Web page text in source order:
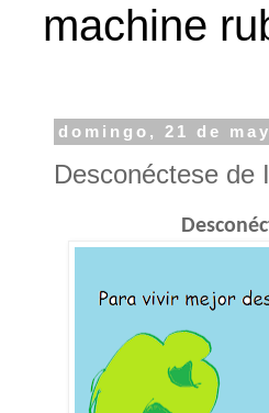
machine
domingo, 21 de
Desconéctese de